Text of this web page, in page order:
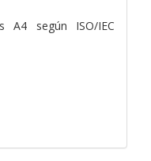
A4 según ISO/IEC